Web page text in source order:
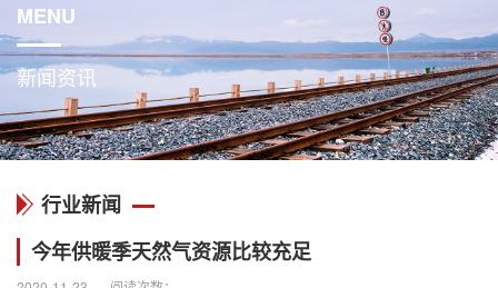
MENU
新闻资讯
行业新闻
今年供暖季天然气资源比较充足